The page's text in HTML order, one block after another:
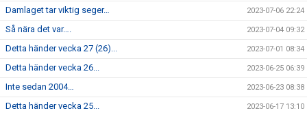
Damlaget tar viktig seger… 2023-07-06 22:24
Så nära det var…. 2023-07-04 09:32
Detta händer vecka 27 (26)... 2023-07-01 08:34
Detta händer vecka 26... 2023-06-25 06:39
Inte sedan 2004… 2023-06-23 08:38
Detta händer vecka 25... 2023-06-17 13:10